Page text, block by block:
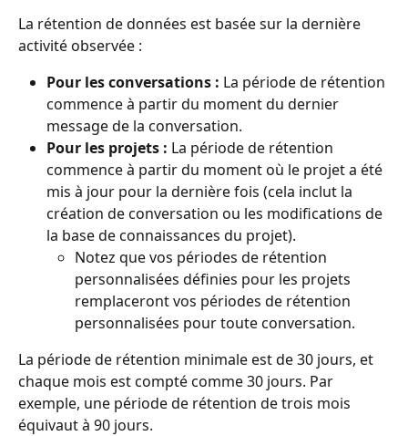
La rétention de données est basée sur la dernière
activité observée :
Pour les conversations : La période de rétention
commence à partir du moment du dernier
message de la conversation.
Pour les projets : La période de rétention
commence à partir du moment où le projet a été
mis à jour pour la dernière fois (cela inclut la
création de conversation ou les modifications de
la base de connaissances du projet).
Notez que vos périodes de rétention
personnalisées définies pour les projets
remplaceront vos périodes de rétention
personnalisées pour toute conversation.
La période de rétention minimale est de 30 jours, et
chaque mois est compté comme 30 jours. Par
exemple, une période de rétention de trois mois
équivaut à 90 jours.